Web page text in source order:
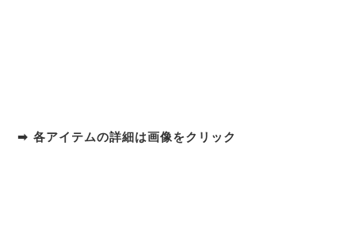
➡ 各アイテムの詳細は画像をクリック